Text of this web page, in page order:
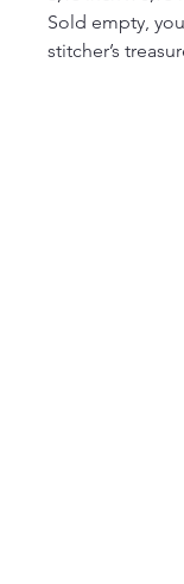
Sold empty,
stitcher’s